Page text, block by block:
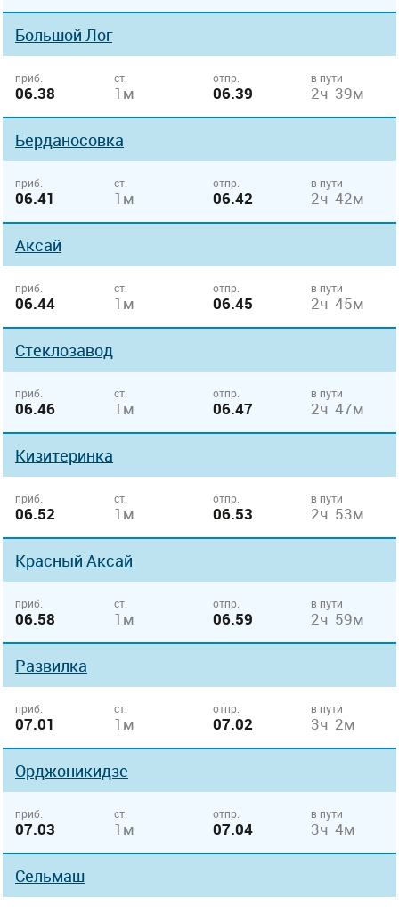
Большой Лог
приб.
06.38
ст.
1м
отпр.
06.39
в пути
2ч 39м
Берданосовка
приб.
06.41
ст.
1м
отпр.
06.42
в пути
2ч 42м
Аксай
приб.
06.44
ст.
1м
отпр.
06.45
в пути
2ч 45м
Стеклозавод
приб.
06.46
ст.
1м
отпр.
06.47
в пути
2ч 47м
Кизитеринка
приб.
06.52
ст.
1м
отпр.
06.53
в пути
2ч 53м
Красный Аксай
приб.
06.58
ст.
1м
отпр.
06.59
в пути
2ч 59м
Развилка
приб.
07.01
ст.
1м
отпр.
07.02
в пути
3ч 2м
Орджоникидзе
приб.
07.03
ст.
1м
отпр.
07.04
в пути
3ч 4м
Сельмаш